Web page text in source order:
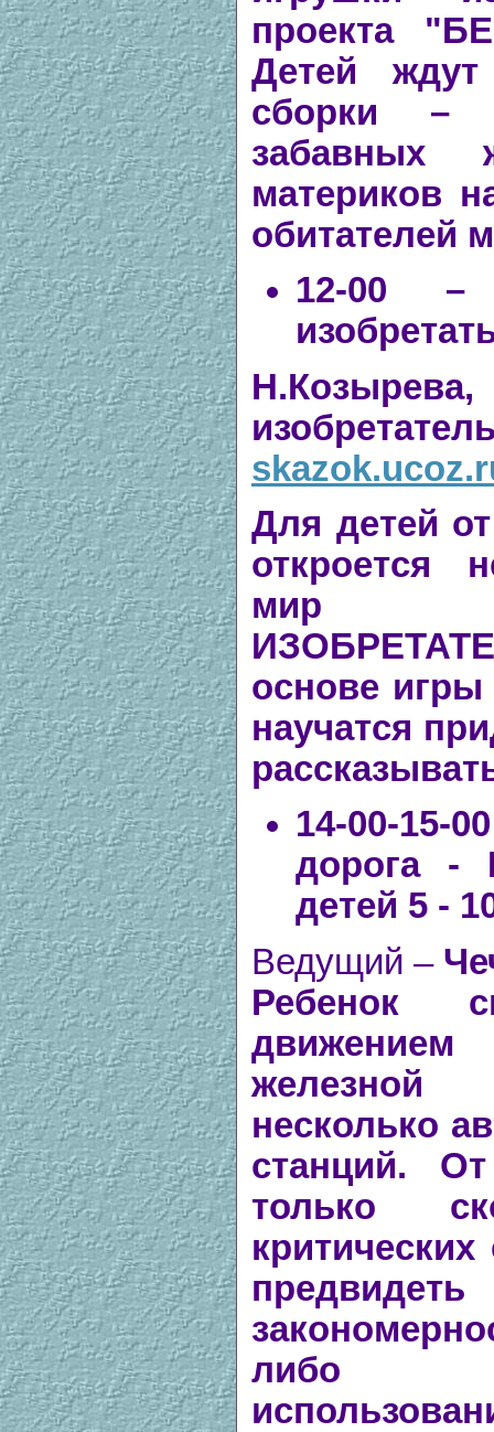
проекта
Детей ждут
сборки –
забавных
материков
обитателей
12-00 –
Для детей
откроется
мир
основе игры
научатся
14-00-15-
дорога -
детей 5 -
Ведущий –
Ребенок
железной
несколько
станций.
только
либо